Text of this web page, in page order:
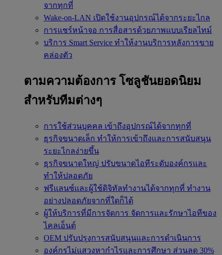
จากทุกที่
Wake-on-LAN เปิดใช้งานอุปกรณ์ได้จากระยะไกล
การแชร์หน้าจอ การสื่อสารด้วยภาพแบบเรียลไทม์
บริการ Smart Service ทำให้งานบริการหลังการขาย
คล่องตัว
ตามความต้องการ โซลูชันยอดนิยม
สำหรับทีมต่างๆ
การใช้ส่วนบุคคล เข้าถึงอุปกรณ์ได้จากทุกที่
ธุรกิจขนาดเล็ก ทำให้การเข้าถึงและการสนับสนุน
ระยะไกลง่ายขึ้น
ธุรกิจขนาดใหญ่ ปรับขนาดไอทีระดับองค์กรและ
ทำให้ปลอดภัย
ฟรีแลนซ์และผู้ใช้ดิจิทัลทำงานได้จากทุกที่ ทำงาน
อย่างปลอดภัยจากที่ใดก็ได้
ผู้ให้บริการที่มีการจัดการ จัดการและรักษาไอทีของ
ไคลเอ็นต์
OEM ปรับปรุงการสนับสนุนและการดำเนินการ
องค์กรไม่แสวงหากำไรและการศึกษา ส่วนลด 30%